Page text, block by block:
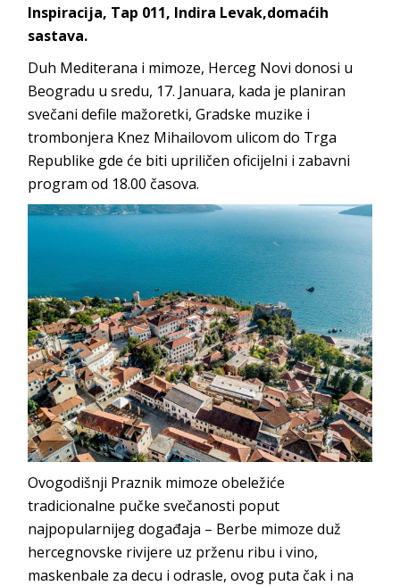
Inspiracija, Tap 011, Indira Levak,domaćih
sastava.
Duh Mediterana i mimoze, Herceg Novi donosi u
Beogradu u sredu, 17. Januara, kada je planiran
svečani defile mažoretki, Gradske muzike i
trombonjera Knez Mihailovom ulicom do Trga
Republike gde će biti upriličen oficijelni i zabavni
program od 18.00 časova.
Ovogodišnji Praznik mimoze obeležiće
tradicionalne pučke svečanosti poput
najpopularnijeg događaja – Berbe mimoze duž
hercegnovske rivijere uz prženu ribu i vino,
maskenbale za decu i odrasle, ovog puta čak i na